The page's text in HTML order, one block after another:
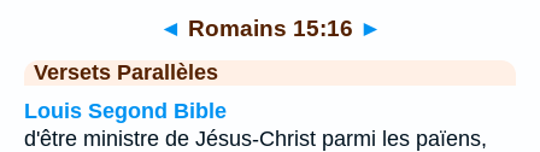
◄ Romains 15:16 ►
Versets Parallèles
Louis Segond Bible
d'être ministre de Jésus-Christ parmi les païens,